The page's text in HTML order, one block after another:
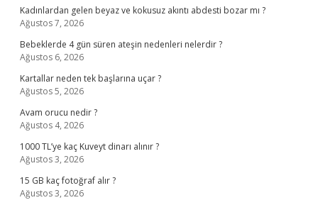
Kadınlardan gelen beyaz ve kokusuz akıntı abdesti bozar mı ?
Ağustos 7, 2026
Bebeklerde 4 gün süren ateşin nedenleri nelerdir ?
Ağustos 6, 2026
Kartallar neden tek başlarına uçar ?
Ağustos 5, 2026
Avam orucu nedir ?
Ağustos 4, 2026
1000 TL’ye kaç Kuveyt dinarı alınır ?
Ağustos 3, 2026
15 GB kaç fotoğraf alır ?
Ağustos 3, 2026